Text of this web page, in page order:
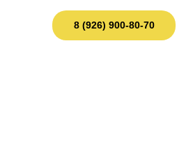
8 (926) 900-80-70